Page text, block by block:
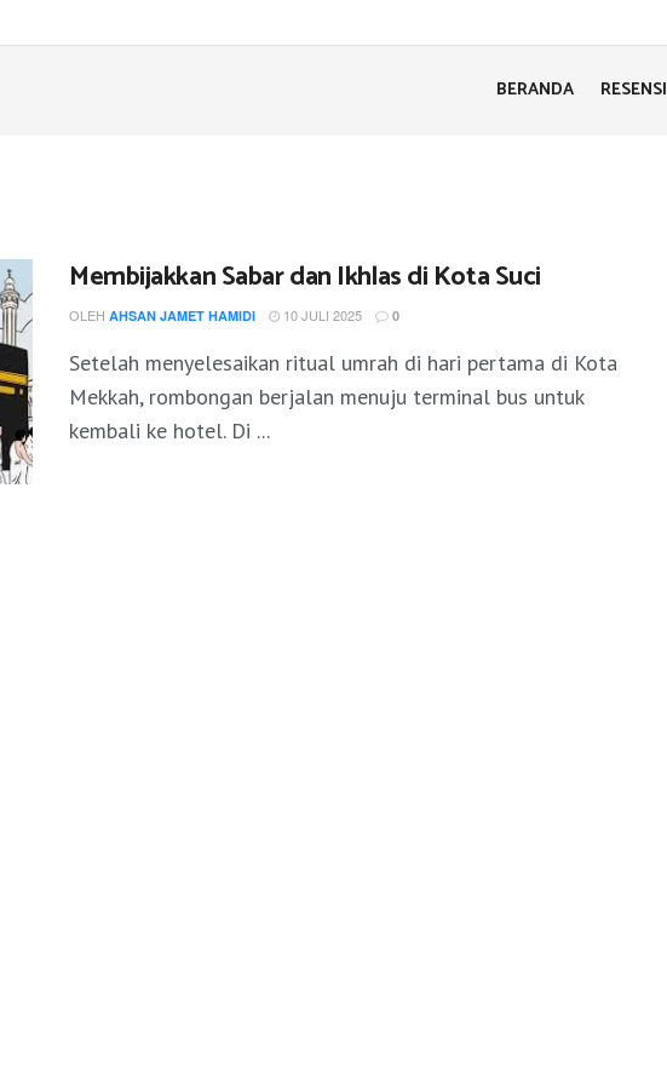
BERANDA RESENSI
Membijakkan Sabar dan Ikhlas di Kota Suci
OLEH AHSAN JAMET HAMIDI 10 JULI 2025 0
Setelah menyelesaikan ritual umrah di hari pertama di Kota
Mekkah, rombongan berjalan menuju terminal bus untuk
kembali ke hotel. Di ...